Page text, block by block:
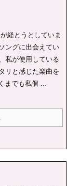
経とうとしていま
ングに出会えてい
私が使用している
リと感じた楽曲を
までも私個 ...